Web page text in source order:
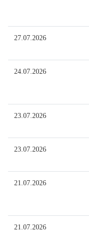
27.07.2026
24.07.2026
23.07.2026
23.07.2026
21.07.2026
21.07.2026